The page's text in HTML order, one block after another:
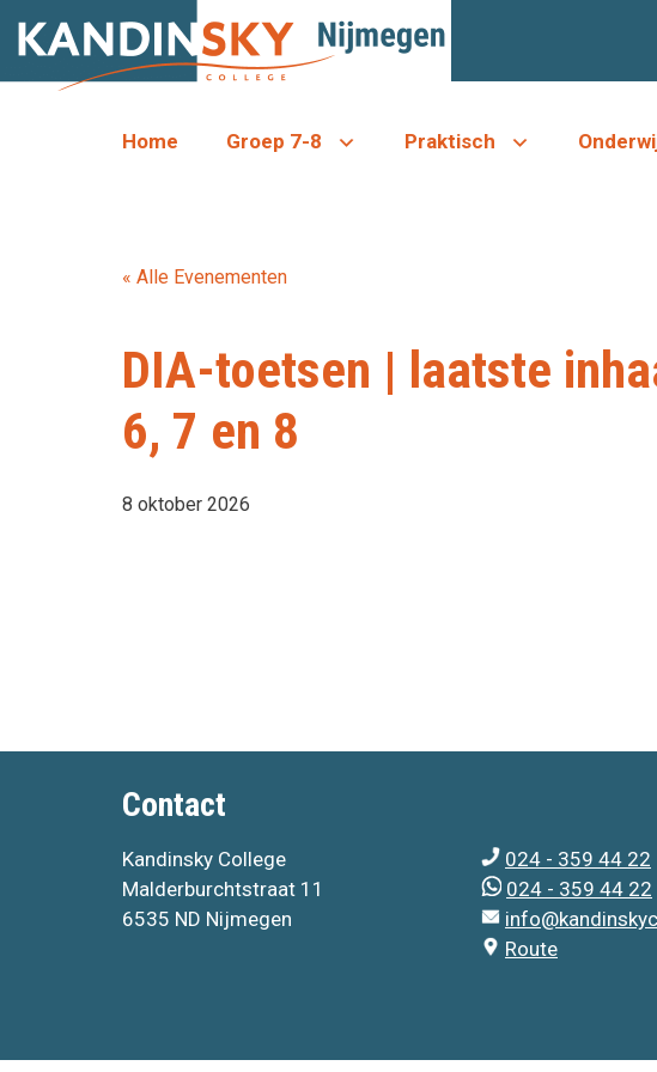
naar
Home Groep 7-8 Praktisch
« Alle Evenementen
DIA-toetsen | laatste
6, 7 en 8
8 oktober 2026
Contact
Kandinsky College
Malderburchtstraat 11
6535 ND Nijmegen
024 - 359 44 22
024 - 359 44 22
Route